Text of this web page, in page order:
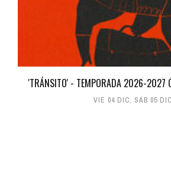
'TRÁNSITO' - TEMPORADA 2026-2027
VIE 04 DIC, SÁB 05 DIC